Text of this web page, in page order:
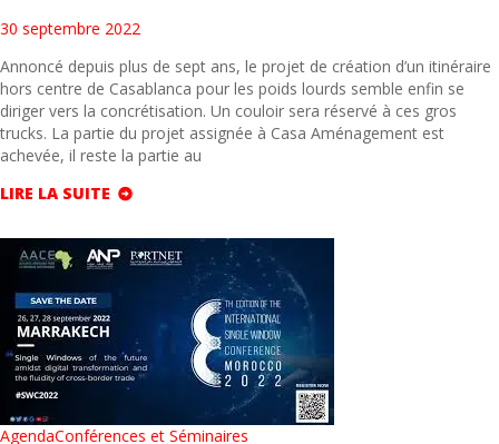
30 septembre 2022
Annoncé depuis plus de sept ans, le projet de création d’un itinéraire
hors centre de Casablanca pour les poids lourds semble enfin se
diriger vers la concrétisation. Un couloir sera réservé à ces gros
trucks. La partie du projet assignée à Casa Aménagement est
achevée, il reste la partie au
LIRE LA SUITE
AgendaConférences et Séminaires